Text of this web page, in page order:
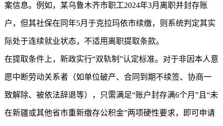
案信息。例如，某乌鲁木齐市职工2024年3月离职并封存账
户，但其社保在同年5月于克拉玛依市续缴，则系统判定其实
际处于连续就业状态，不适用离职提取条款。
在提取条件上，新政实行“双轨制”认定标准。对于非因本人意
愿中断劳动关系者（如单位破产、合同到期不续签、协商一
致解除、被依法辞退等），只需满足“账户封存满6个月”且“未
在新疆或其他省市重新缴存公积金”两项硬性要求，即可申请